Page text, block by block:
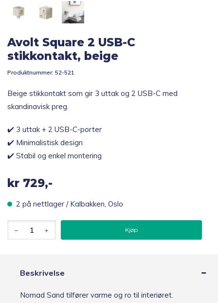
Gavetips
Avolt Square 2 USB-C
stikkontakt, beige
Produktnummer: 52-521
Beige stikkontakt som gir 3 uttak og 2 USB-C med
skandinavisk preg.
✔️ 3 uttak + 2 USB-C-porter
✔️ Minimalistisk design
✔️ Stabil og enkel montering
kr 729,-
2 på nettlager / Kalbakken, Oslo
Square
2
stikkontakt,
Kjøp
Beskrivelse
Nomad Sand tilfører varme og ro til interiøret.